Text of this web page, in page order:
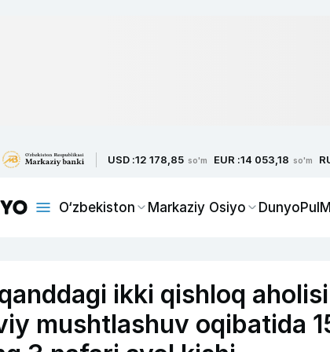
USD :12 178,85 so'm EUR :14 053,18 so'm
O‘zbekiston Markaziy Osiyo DunyoPul
ikki qishloq
mushtlashuv oqibatida